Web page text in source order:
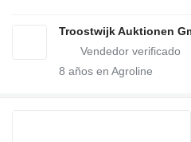
Troostwijk Auktionen
8 años en Agroline